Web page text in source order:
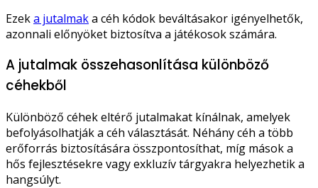
Ezeka jutalmaka céh kódok beváltásakor igényelhetők,
azonnali előnyöket biztosítva a játékosok számára.
A jutalmak összehasonlítása különböző
céhekből
Különböző céhek eltérő jutalmakat kínálnak, amelyek
befolyásolhatják a céh választását. Néhány céh a több
erőforrás biztosítására összpontosíthat, míg mások a
hős fejlesztésekre vagy exkluzív tárgyakra helyezhetik a
hangsúlyt.